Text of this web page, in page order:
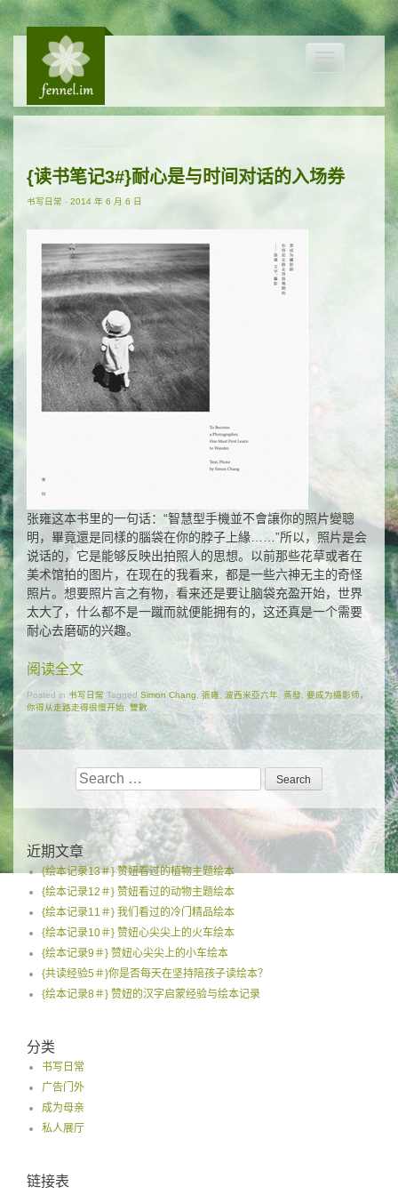
{读书笔记3#}耐心是与时间对话的入场券
书写日常 - 2014 年 6 月 6 日
张雍这本书里的一句话：“智慧型手機並不會讓你的照片變聰
明，畢竟還是同樣的腦袋在你的脖子上緣……”所以，照片是会
说话的，它是能够反映出拍照人的思想。以前那些花草或者在
美术馆拍的图片，在现在的我看来，都是一些六神无主的奇怪
照片。想要照片言之有物，看来还是要让脑袋充盈开始，世界
太大了，什么都不是一蹴而就便能拥有的，这还真是一个需要
耐心去磨砺的兴趣。
阅读全文
Posted in 书写日常 Tagged Simon Chang 張雍 波西米亞六年 蒸發 要成为摄影师，
你得从走路走得很慢开始
雙數
Search
近期文章
{绘本记录13＃} 赞妞看过的植物主题绘本
{绘本记录12＃} 赞妞看过的动物主题绘本
{绘本记录11＃} 我们看过的冷门精品绘本
{绘本记录10＃} 赞妞心尖尖上的火车绘本
{绘本记录9＃} 赞妞心尖尖上的小车绘本
{共读经验5＃}你是否每天在坚持陪孩子读绘本？
{绘本记录8＃} 赞妞的汉字启蒙经验与绘本记录
分类
书写日常
广告门外
成为母亲
私人展厅
链接表